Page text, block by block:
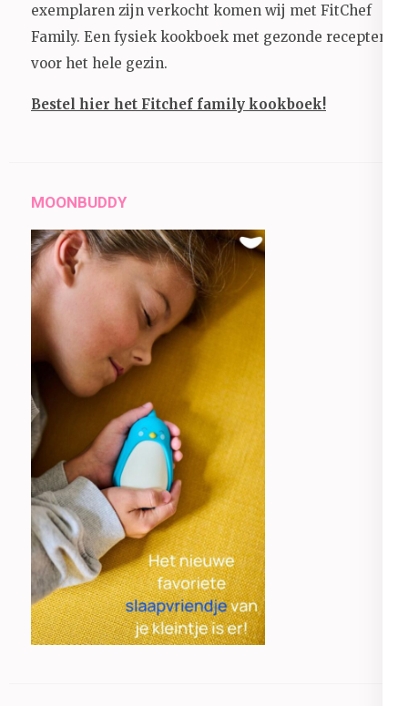
exemplaren zijn verkocht komen wij met FitChef
Family. Een fysiek kookboek met gezonde recepten
voor het hele gezin.
Bestel hier het Fitchef family kookboek!
MOONBUDDY